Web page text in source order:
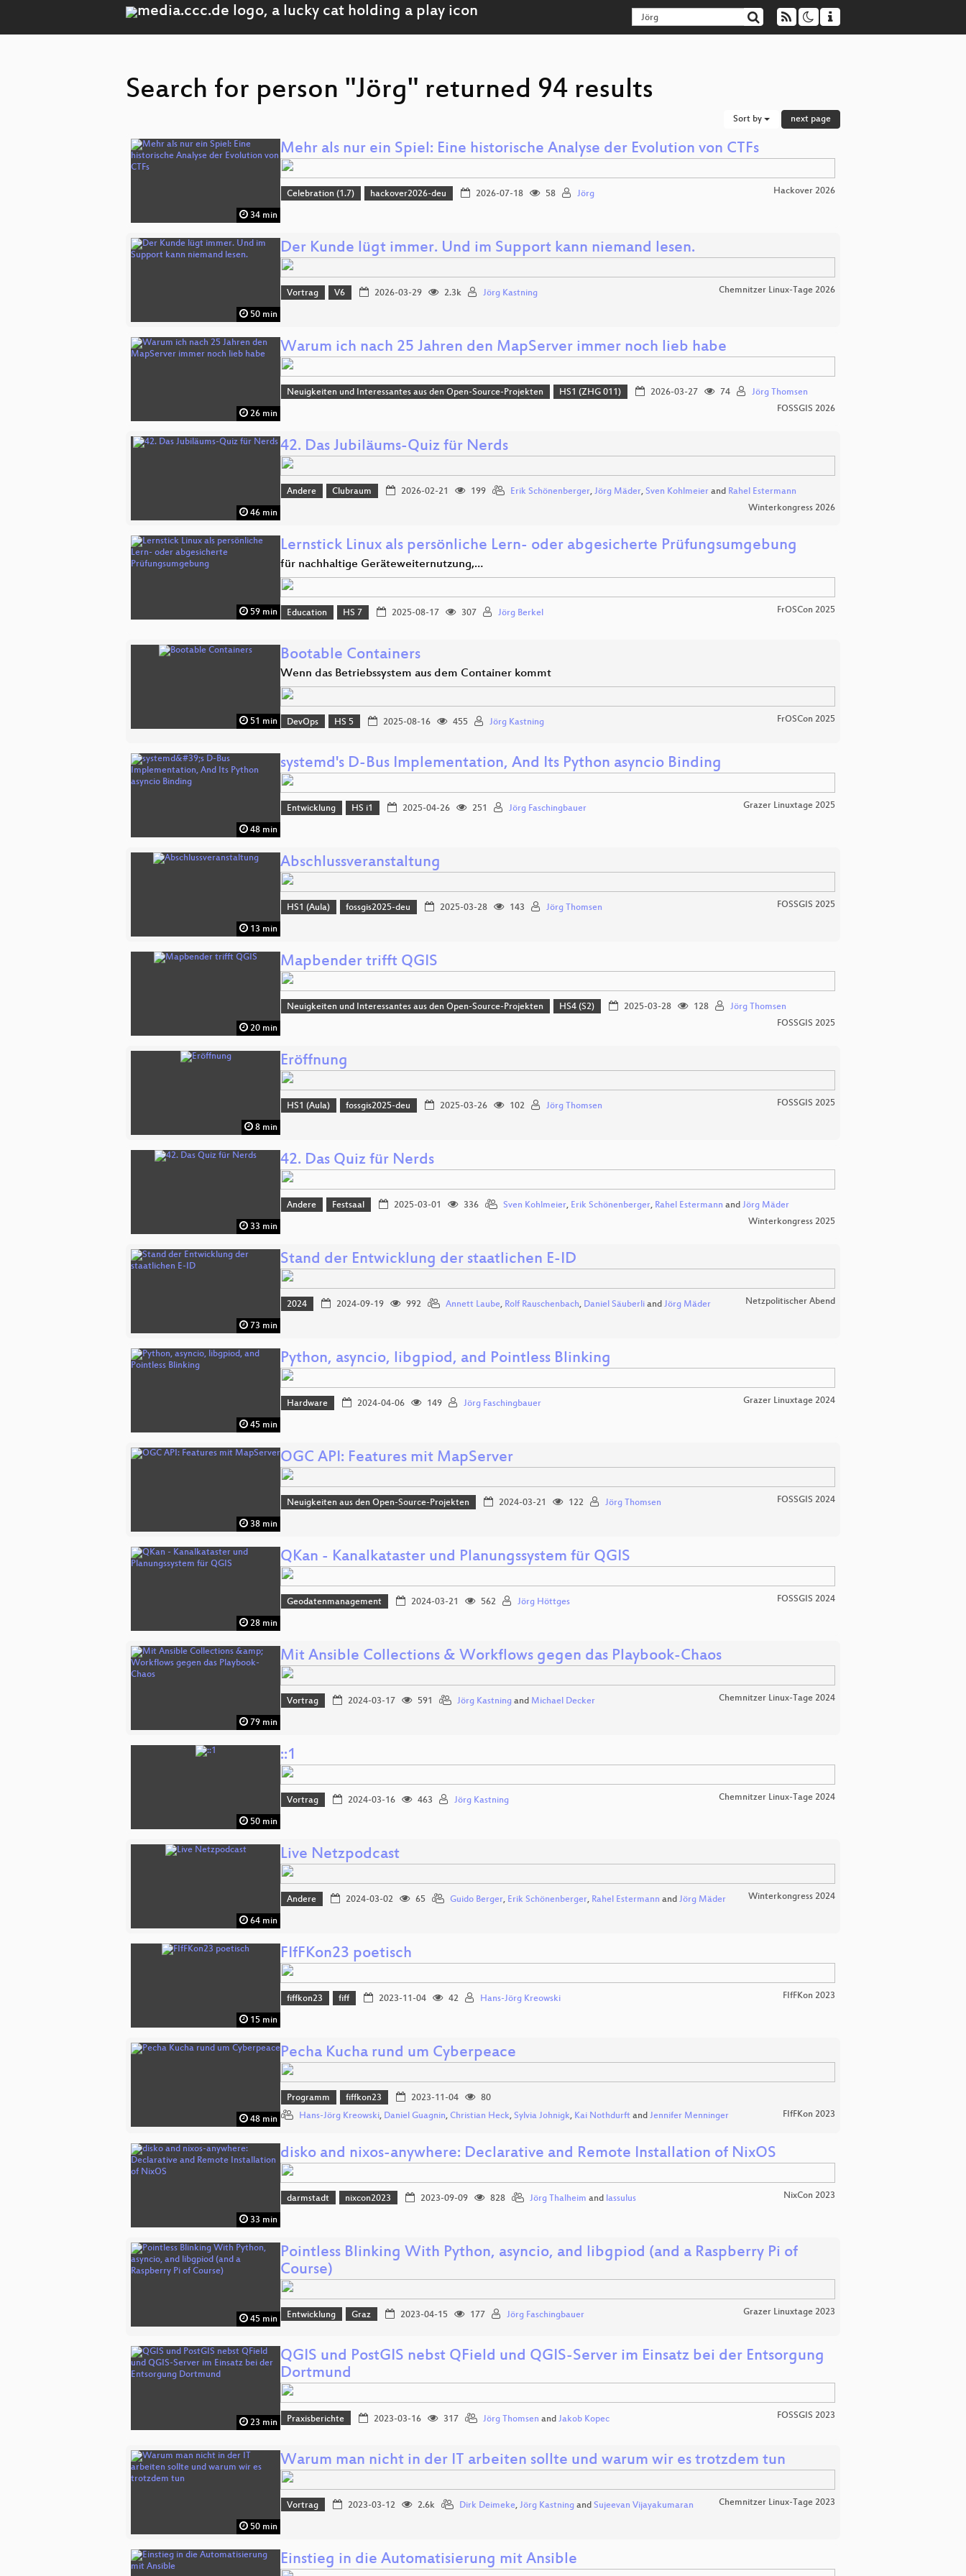
Search for person "Jörg" returned 94 results
Sort by next page
34 min
Mehr als nur ein Spiel: Eine historische Analyse der Evolution von CTFs
Celebration (1.7) hackover2026-deu 2026-07-18 58 Jörg Hackover 2026
50 min
Der Kunde lügt immer. Und im Support kann niemand lesen.
Vortrag V6 2026-03-29 2.3k Jörg Kastning Chemnitzer Linux-Tage 2026
26 min
Warum ich nach 25 Jahren den MapServer immer noch lieb habe
Neuigkeiten und Interessantes aus den Open-Source-Projekten HS1 (ZHG 011) 2026-03-27 74
Jörg Thomsen
FOSSGIS 2026
46 min
42. Das Jubiläums-Quiz für Nerds
Andere Clubraum 2026-02-21 199 Erik Schönenberger, Jörg Mäder, Sven Kohlmeierand Rahel Estermann
Winterkongress 2026
59 min
Lernstick Linux als persönliche Lern- oder abgesicherte Prüfungsumgebung
für nachhaltige Geräteweiternutzung,…
Education HS 7 2025-08-17 307 Jörg Berkel FrOSCon 2025
51 min
Bootable Containers
Wenn das Betriebssystem aus dem Container kommt
DevOps HS 5 2025-08-16 455 Jörg Kastning FrOSCon 2025
48 min
systemd's D-Bus Implementation, And Its Python asyncio Binding
Entwicklung HS i1 2025-04-26 251 Jörg Faschingbauer Grazer Linuxtage 2025
13 min
Abschlussveranstaltung
HS1 (Aula) fossgis2025-deu 2025-03-28 143 Jörg Thomsen FOSSGIS 2025
20 min
Mapbender trifft QGIS
Neuigkeiten und Interessantes aus den Open-Source-Projekten HS4 (S2) 2025-03-28 128
Jörg Thomsen
FOSSGIS 2025
8 min
Eröffnung
HS1 (Aula) fossgis2025-deu 2025-03-26 102 Jörg Thomsen FOSSGIS 2025
33 min
42. Das Quiz für Nerds
Andere Festsaal 2025-03-01 336 Sven Kohlmeier, Erik Schönenberger, Rahel Estermann and Jörg Mäder
Winterkongress 2025
73 min
Stand der Entwicklung der staatlichen E-ID
2024 2024-09-19 992 Annett Laube, Rolf Rauschenbach, Daniel Säuberliand Jörg Mäder Netzpolitischer Abend
45 min
Python, asyncio, libgpiod, and Pointless Blinking
Hardware 2024-04-06 149 Jörg Faschingbauer Grazer Linuxtage 2024
38 min
OGC API: Features mit MapServer
Neuigkeiten aus den Open-Source-Projekten 2024-03-21 122 Jörg Thomsen FOSSGIS 2024
28 min
QKan - Kanalkataster und Planungssystem für QGIS
Geodatenmanagement 2024-03-21 562 Jörg Höttges FOSSGIS 2024
79 min
Mit Ansible Collections & Workflows gegen das Playbook-Chaos
Vortrag 2024-03-17 591 Jörg Kastningand Michael Decker Chemnitzer Linux-Tage 2024
50 min
::1
Vortrag 2024-03-16 463 Jörg Kastning Chemnitzer Linux-Tage 2024
64 min
Live Netzpodcast
Andere 2024-03-02 65 Guido Berger, Erik Schönenberger, Rahel Estermann and Jörg Mäder Winterkongress 2024
15 min
FIfFKon23 poetisch
fiffkon23 fiff 2023-11-04 42 Hans-Jörg Kreowski FIfFKon 2023
48 min
Pecha Kucha rund um Cyberpeace
Programm fiffkon23 2023-11-04
80
Hans-Jörg Kreowski, Daniel Guagnin, Christian Heck, Sylvia Johnigk, Kai Nothdurft and Jennifer Menninger FIfFKon 2023
33 min
disko and nixos-anywhere: Declarative and Remote Installation of NixOS
darmstadt nixcon2023 2023-09-09 828 Jörg Thalheim and lassulus NixCon 2023
45 min
Pointless Blinking With Python, asyncio, and libgpiod (and a Raspberry Pi of
Course)
Entwicklung Graz 2023-04-15 177 Jörg Faschingbauer Grazer Linuxtage 2023
23 min
QGIS und PostGIS nebst QField und QGIS-Server im Einsatz bei der Entsorgung
Dortmund
Praxisberichte 2023-03-16 317 Jörg Thomsen and Jakob Kopec FOSSGIS 2023
50 min
Warum man nicht in der IT arbeiten sollte und warum wir es trotzdem tun
Vortrag 2023-03-12 2.6k Dirk Deimeke, Jörg Kastningand Sujeevan Vijayakumaran Chemnitzer Linux-Tage 2023
Einstieg in die Automatisierung mit Ansible